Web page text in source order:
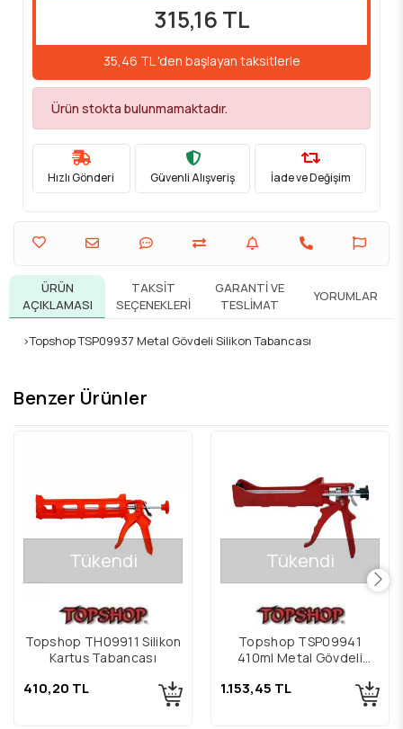
315,16 TL
35,46 TL 'den başlayan taksitlerle
Ürün stokta bulunmamaktadır.
Hızlı Gönderi Güvenli Alışveriş İade ve Değişim
ÜRÜN
AÇIKLAMASI
TAKSIT
SEÇENEKLERI
GARANTI VE
TESLIMAT
YORUMLAR
>Topshop TSP09937 Metal Gövdeli Silikon Tabancası
Benzer Ürünler
Tükendi
Topshop TH09911 Silikon
Kartuş Tabancası
410,20 TL
Tükendi
Topshop TSP09941
410ml Metal Gövdeli
Tabancası
1.153,45 TL